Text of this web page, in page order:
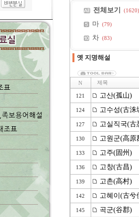
전체보기 (1620)
마 (79)
차 (83)
옛 지명해설
N 제목
121 고산(孤山)
124 고수성(古洙
127 고실직국(古
130 고원군(高原
133 고주(固州)
136 고창(古昌)
139 고촌(高村)
142 고혜이(古兮
145 곡군(谷郡)